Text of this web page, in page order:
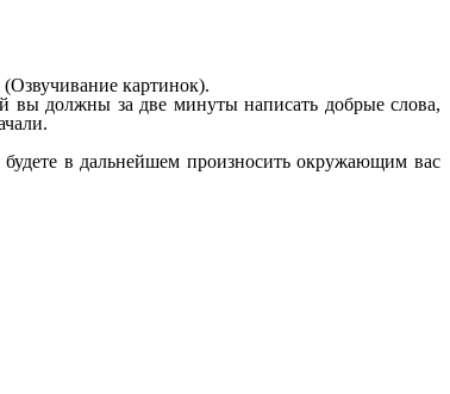
картинок).
вы должны за две минуты написать добрые слова,
в дальнейшем произносить окружающим вас